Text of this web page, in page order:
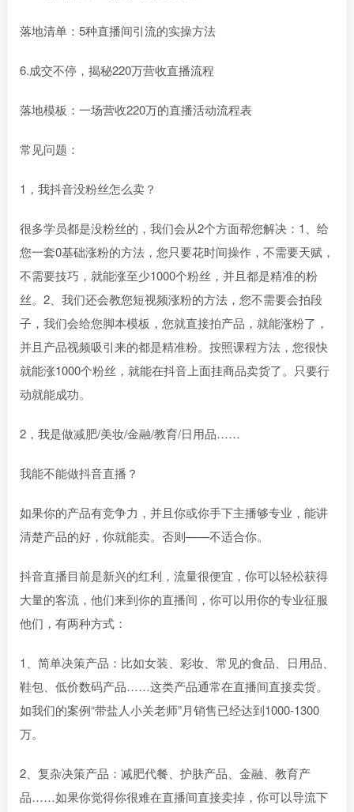
落地清单：5种直播间引流的实操方法
6.成交不停，揭秘220万营收直播流程
落地模板：一场营收220万的直播活动流程表
常见问题：
1，我抖音没粉丝怎么卖？
很多学员都是没粉丝的，我们会从2个方面帮您解决：1、给
您一套0基础涨粉的方法，您只要花时间操作，不需要天赋，
不需要技巧，就能涨至少1000个粉丝，并且都是精准的粉
丝。2、我们还会教您短视频涨粉的方法，您不需要会拍段
子，我们会给您脚本模板，您就直接拍产品，就能涨粉了，
并且产品视频吸引来的都是精准粉。按照课程方法，您很快
就能涨1000个粉丝，就能在抖音上面挂商品卖货了。只要行
动就能成功。
2，我是做减肥/美妆/金融/教育/日用品……
我能不能做抖音直播？
如果你的产品有竞争力，并且你或你手下主播够专业，能讲
清楚产品的好，你就能卖。否则——不适合你。
抖音直播目前是新兴的红利，流量很便宜，你可以轻松获得
大量的客流，他们来到你的直播间，你可以用你的专业征服
他们，有两种方式：
1、简单决策产品：比如女装、彩妆、常见的食品、日用品、
鞋包、低价数码产品……这类产品通常在直播间直接卖货。
如我们的案例“带盐人小关老师”月销售已经达到1000-1300
万。
2、复杂决策产品：减肥代餐、护肤产品、金融、教育产
品……如果你觉得你很难在直播间直接卖掉，你可以导流下